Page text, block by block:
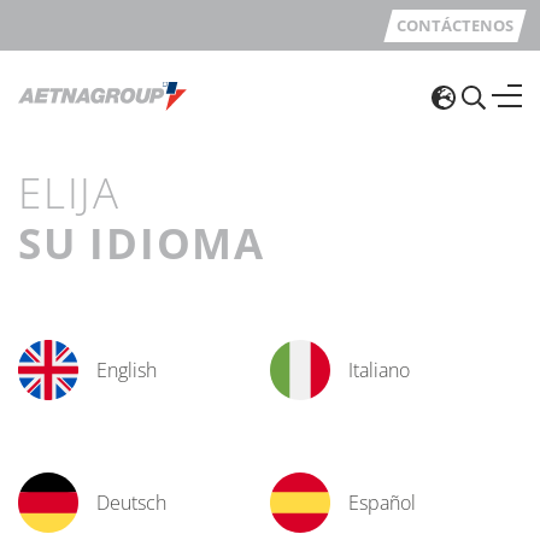
CONTÁCTENOS
ELIJA
SU IDIOMA
English Italiano
Deutsch Español